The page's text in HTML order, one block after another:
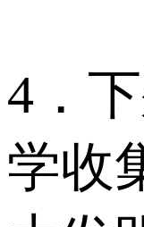
4．
学收